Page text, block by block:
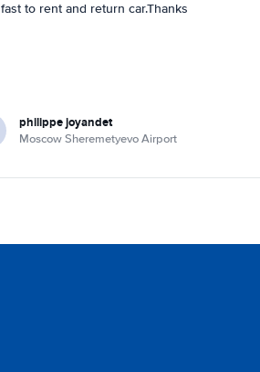
to rent and return car.Thanks
philippe joyandet
Moscow Sheremetyevo Airport